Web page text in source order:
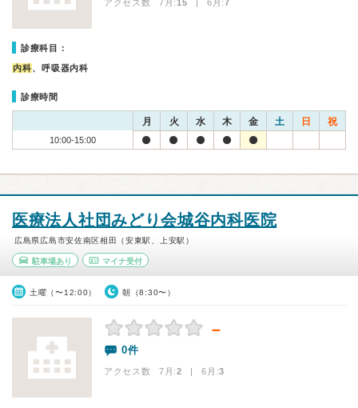
アクセス数 7月:15 | 6月: 7
診療科目：
内科、呼吸器内科
診療時間
月 火 水 木 金 土 日 祝
10:00-15:00
医療法人社団みどり会城谷内科医院
広島県広島市安佐南区相田（安東駅、上安駅）
駐車場あり マイナ受付
土曜（〜12:00） 朝（8:30〜）
－
0件
アクセス数 7月:2 | 6月:3